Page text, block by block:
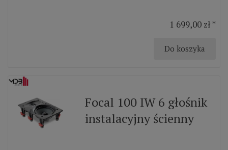
1 699,00 zł *
Do koszyka
Focal 100 IW 6 głośnik
instalacyjny ścienny